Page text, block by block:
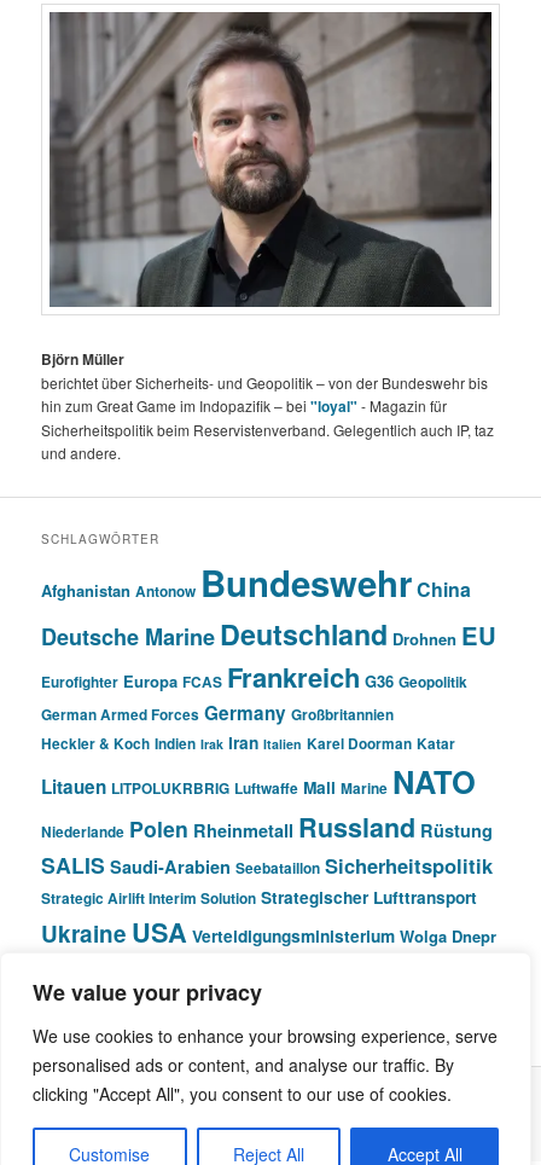
We value your privacy
We use cookies to enhance your browsing experience, serve
personalised ads or content, and analyse our traffic. By
clicking "Accept All", you consent to our use of cookies.
Customise Reject All Accept All
Björn Müller
berichtet über Sicherheits- und Geopolitik – von der Bundeswehr bis
hin zum Great Game im Indopazifik – bei"loyal" - Magazin für
Sicherheitspolitik beim Reservistenverband. Gelegentlich auch IP, taz
und andere.
SCHLAGWÖRTER
Afghanistan Antonow BundeswehrChina
Deutsche MarineDeutschland Drohnen EU
Eurofighter Europa FCAS Frankreich G36 Geopolitik
German Armed Forces Germany Großbritannien
Heckler & Koch Indien Irak Iran Italien Karel Doorman Katar
Litauen LITPOLUKRBRIG Luftwaffe Mali Marine NATO
Niederlande Polen Rheinmetall Russland Rüstung
SALIS Saudi-Arabien Seebataillon Sicherheitspolitik
Strategic Airlift Interim Solution Strategischer Lufttransport
Ukraine USA Verteidigungsministerium Wolga Dnepr
© Pivot Area